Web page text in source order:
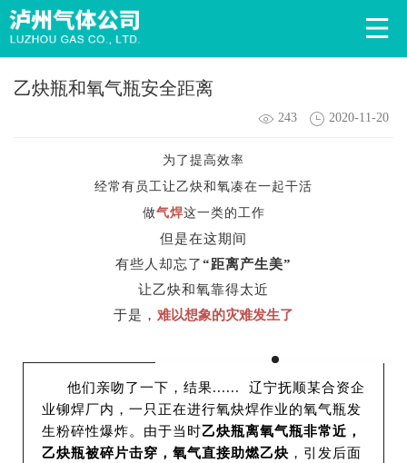
乙炔瓶和氧气瓶安全距离
243 2020-11-20
为了提高效率
经常有员工让乙炔和氧凑在一起干活
做气焊这一类的工作
但是在这期间
有些人却忘了“距离产生美”
让乙炔和氧靠得太近
于是， 难以想象的灾难发生了
他们亲吻了一下，结果......
辽宁抚顺某合资企
业铆焊厂内，一只正在进行氧炔焊作业的氧气瓶发
生粉碎性爆炸。由于当时乙炔瓶离氧气瓶非常近，
乙炔瓶被碎片击穿，氧气直接助燃乙炔 ，引发后面